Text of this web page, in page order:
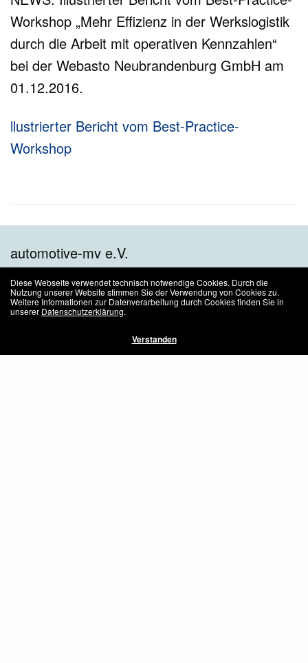
Workshop „Mehr Effizienz in der Werkslogistik
durch die Arbeit mit operativen Kennzahlen“
bei der Webasto Neubrandenburg GmbH am
01.12.2016.
llustrierter Bericht vom Best-Practice-
Workshop
automotive-mv e.V.
Alle Rechte vorbehalten.
Der automotive-mv e.V. ist Konsortialführer im Transformationsnetzwerk
Diese Webseite verwendet technisch notwendige Cookies. Durch die
Nutzung unserer Website stimmen Sie der Verwendung von Cookies zu.
Weitere Informationen zur Datenverarbeitung durch Cookies finden Sie in
unserer Datenschutzerklärung.
Verstanden